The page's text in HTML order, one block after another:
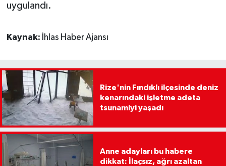
uygulandı.
Kaynak: İhlas Haber Ajansı
Rize'nin Fındıklı ilçesinde deniz
kenarındaki işletme adeta
tsunamiyi yaşadı
Anne adayları bu habere
dikkat: İlaçsız, ağrı azaltan